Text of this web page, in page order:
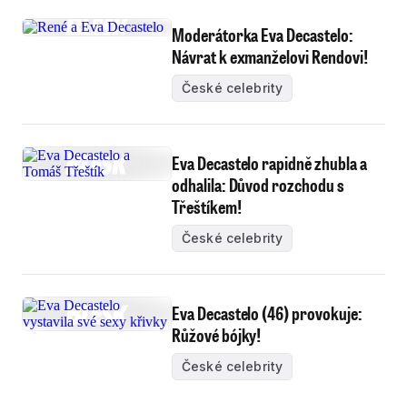
Moderátorka Eva Decastelo:
Návrat k exmanželovi Rendovi!
České celebrity
Eva Decastelo rapidně zhubla a
odhalila: Důvod rozchodu s
Třeštíkem!
České celebrity
Eva Decastelo (46) provokuje:
Růžové bójky!
České celebrity